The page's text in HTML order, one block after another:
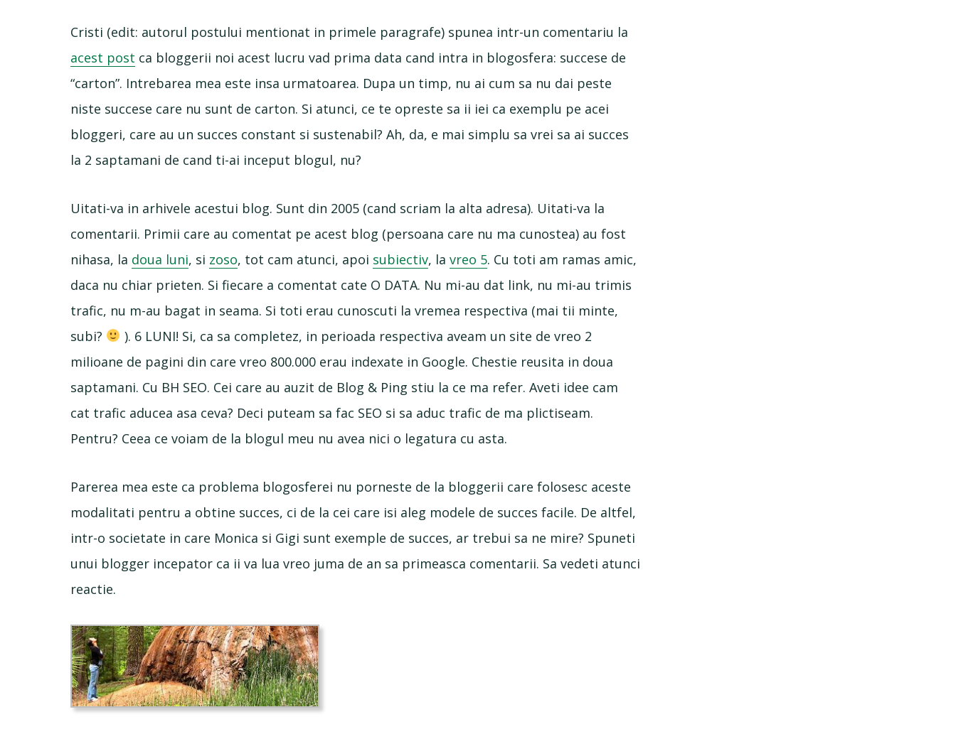
Cristi (edit: autorul postului mentionat in primele paragrafe) spunea intr-un comentariu la
acest post ca bloggerii noi acest lucru vad prima data cand intra in blogosfera: succese de
“carton”. Intrebarea mea este insa urmatoarea. Dupa un timp, nu ai cum sa nu dai peste
niste succese care nu sunt de carton. Si atunci, ce te opreste sa ii iei ca exemplu pe acei
bloggeri, care au un succes constant si sustenabil? Ah, da, e mai simplu sa vrei sa ai succes
la 2 saptamani de cand ti-ai inceput blogul, nu?
Uitati-va in arhivele acestui blog. Sunt din 2005 (cand scriam la alta adresa). Uitati-va la
comentarii. Primii care au comentat pe acest blog (persoana care nu ma cunostea) au fost
nihasa, la doua luni, si zoso, tot cam atunci, apoi subiectiv, lavreo 5. Cu toti am ramas amic,
daca nu chiar prieten. Si fiecare a comentat cate O DATA. Nu mi-au dat link, nu mi-au trimis
trafic, nu m-au bagat in seama. Si toti erau cunoscuti la vremea respectiva (mai tii minte,
subi?
). 6 LUNI! Si, ca sa completez, in perioada respectiva aveam un site de vreo 2
milioane de pagini din care vreo 800.000 erau indexate in Google. Chestie reusita in doua
saptamani. Cu BH SEO. Cei care au auzit de Blog & Ping stiu la ce ma refer. Aveti idee cam
cat trafic aducea asa ceva? Deci puteam sa fac SEO si sa aduc trafic de ma plictiseam.
Pentru? Ceea ce voiam de la blogul meu nu avea nici o legatura cu asta.
Parerea mea este ca problema blogosferei nu porneste de la bloggerii care folosesc aceste
modalitati pentru a obtine succes, ci de la cei care isi aleg modele de succes facile. De altfel,
intr-o societate in care Monica si Gigi sunt exemple de succes, ar trebui sa ne mire? Spuneti
unui blogger incepator ca ii va lua vreo juma de an sa primeasca comentarii. Sa vedeti atunci
reactie.